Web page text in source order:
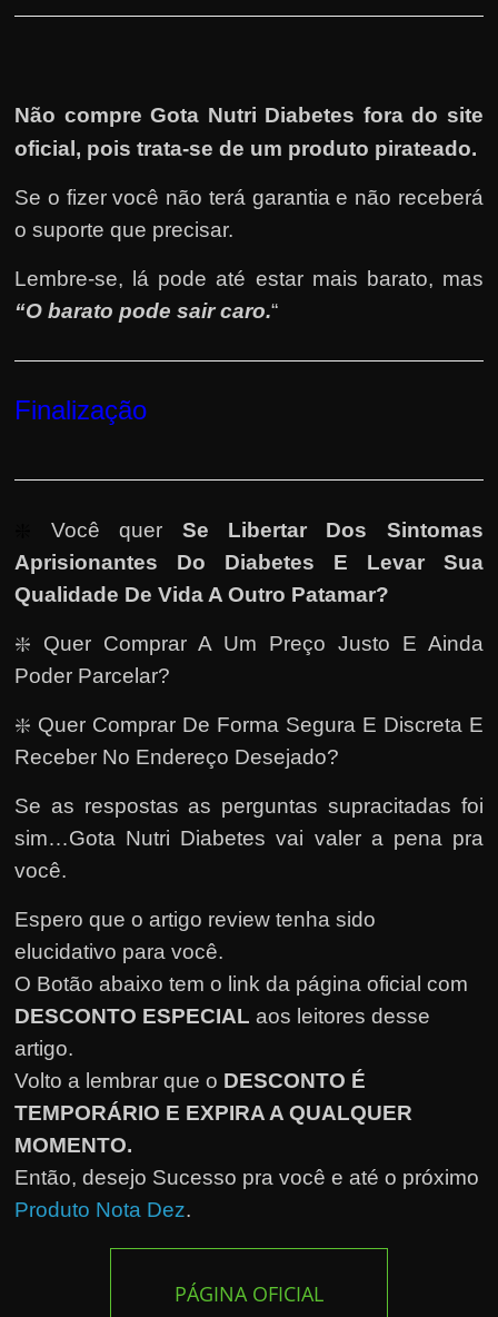
Não compre Gota Nutri Diabetes fora do site
oficial, pois trata-se de um produto pirateado.
Se o fizer você não terá garantia e não receberá
o suporte que precisar.
Lembre-se, lá pode até estar mais barato, mas
“O barato pode sair caro.“
Finalização
Você quer Se Libertar Dos Sintomas
Aprisionantes Do Diabetes E Levar Sua
Qualidade De Vida A Outro Patamar?
❇️ Quer Comprar A Um Preço Justo E Ainda
Poder Parcelar?
❇️ Quer Comprar De Forma Segura E Discreta E
Receber No Endereço Desejado?
Se as respostas as perguntas supracitadas foi
sim…Gota Nutri Diabetes vai valer a pena pra
você.
Espero que o artigo review tenha sido
elucidativo para você.
O Botão abaixo tem o link da página oficial com
DESCONTO ESPECIAL aos leitores desse
artigo.
Volto a lembrar que o DESCONTO É
TEMPORÁRIO E EXPIRA A QUALQUER
MOMENTO.
Então, desejo Sucesso pra você e até o próximo
Produto Nota Dez.
PÁGINA OFICIAL